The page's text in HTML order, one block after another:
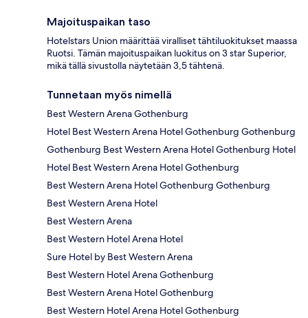
Majoituspaikan taso
Hotelstars Union määrittää viralliset tähtiluokitukset maassa
Ruotsi. Tämän majoituspaikan luokitus on 3 star Superior,
mikä tällä sivustolla näytetään 3,5 tähtenä.
Tunnetaan myös nimellä
Best Western Arena Gothenburg
Hotel Best Western Arena Hotel Gothenburg Gothenburg
Gothenburg Best Western Arena Hotel Gothenburg Hotel
Hotel Best Western Arena Hotel Gothenburg
Best Western Arena Hotel Gothenburg Gothenburg
Best Western Arena Hotel
Best Western Arena
Best Western Hotel Arena Hotel
Sure Hotel by Best Western Arena
Best Western Hotel Arena Gothenburg
Best Western Arena Hotel Gothenburg
Best Western Hotel Arena Hotel Gothenburg